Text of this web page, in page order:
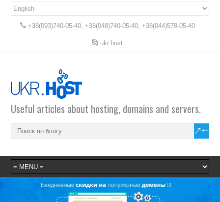
+38(093)740-05-40, +38(048)740-05-40, +38(044)578-05-40
ukr.host
Useful articles about hosting, domains and servers.